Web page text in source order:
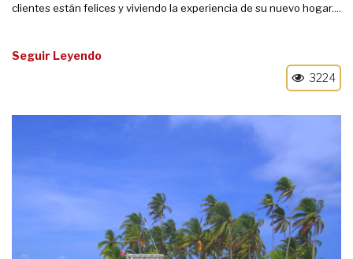
clientes están felices y viviendo la experiencia de su nuevo hogar....
Seguir Leyendo
3224